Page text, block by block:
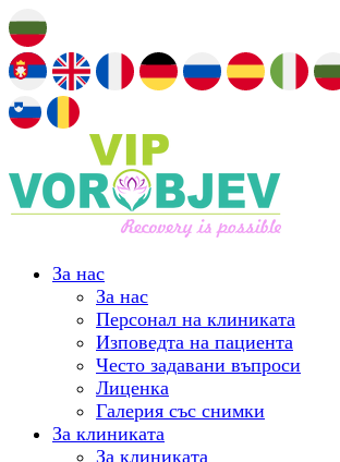
За нас
За нас
Персонал на клиниката
Изповедта на пациента
Често задавани въпроси
Лиценка
Галерия със снимки
За клиниката
За клиниката